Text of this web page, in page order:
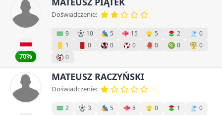
70%
Doświadczenie:
9 10 5 15 5 2
0
1
0 0 0 0 0
0
0
MATEUSZ RACZYŃSKI
Doświadczenie:
2 3 5 8 0 1
0